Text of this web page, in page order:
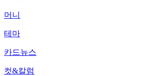
머니
테마
카드뉴스
컷&칼럼